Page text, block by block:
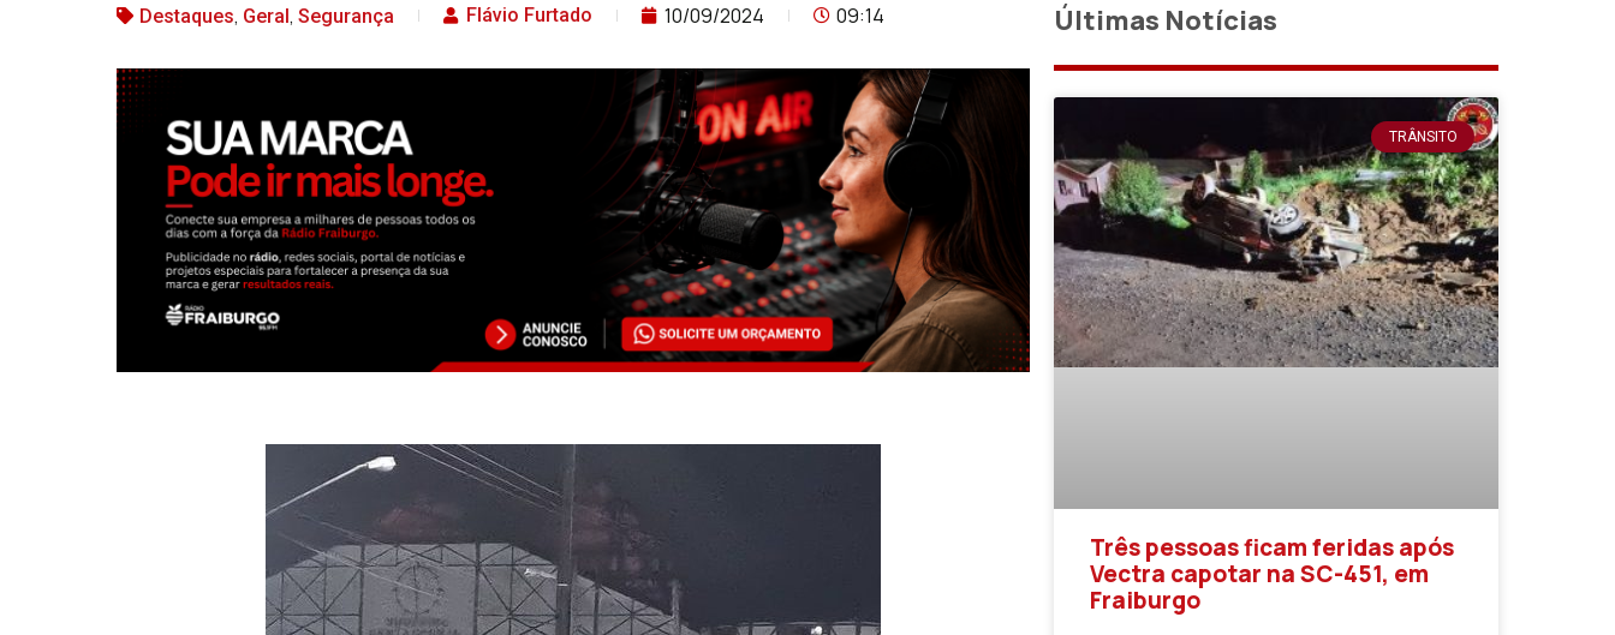
Destaques, Geral, Segurança Flávio Furtado 10/09/2024 09:14 Últimas Notícias
TRÂNSITO
Três pessoas ficam feridas após
Vectra capotar na SC-451, em
Fraiburgo